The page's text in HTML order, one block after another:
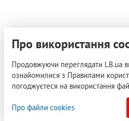
Про використання
Продовжуючи переглядати LB.ua
ознайомилися з Правилами
погоджуєтеся на використання
Про файли cookies